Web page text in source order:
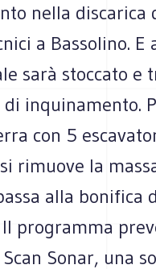
nella discarica
a Bassolino. E
sarà stoccato e
inquinamento.
con 5
rimuove la
alla bonifica
programma
Sonar, una